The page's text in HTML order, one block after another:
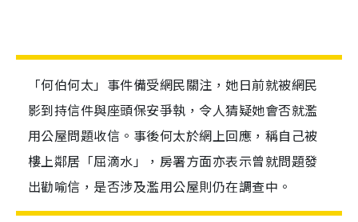
「何伯何太」事件備受網民關注，她日前就被網民
影到持信件與座頭保安爭執，令人猜疑她會否就濫
用公屋問題收信。事後何太於網上回應，稱自己被
樓上鄰居「屈滴水」，房署方面亦表示曾就問題發
出勸喻信，是否涉及濫用公屋則仍在調查中。